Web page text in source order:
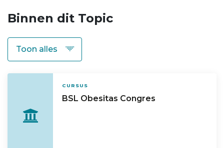
Binnen dit Topic
CURSUS
BSL Obesitas Congres